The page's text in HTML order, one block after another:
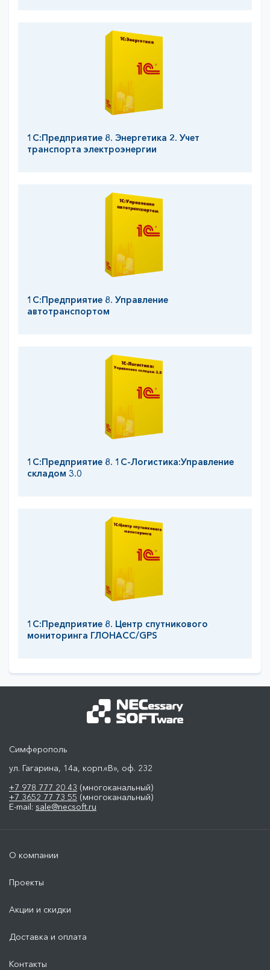
1С:Предприятие 8. Энергетика 2. Учет
транспорта электроэнергии
1С:Предприятие 8. Управление
автотранспортом
1С:Предприятие 8. 1С-Логистика:Управление
складом 3.0
1С:Предприятие 8. Центр спутникового
мониторинга ГЛОНАСС/GPS
Симферополь
ул. Гагарина, 14а, корп.«В», оф. 232
+7 978 777 20 43 (многоканальный)
+7 3652 77 73 55 (многоканальный)
E-mail: sale@necsoft.ru
О компании
Проекты
Акции и скидки
Доставка и оплата
Контакты